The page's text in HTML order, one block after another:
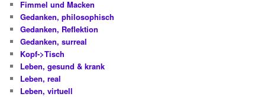
Fimmel und Macken
Gedanken, philosophisch
Gedanken, Reflektion
Gedanken, surreal
Kopf->Tisch
Leben, gesund & krank
Leben, real
Leben, virtuell